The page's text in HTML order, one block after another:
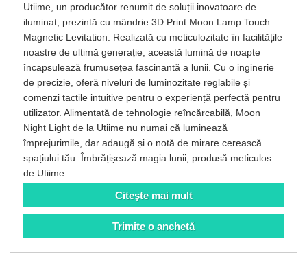
Utiime, un producător renumit de soluții inovatoare de
iluminat, prezintă cu mândrie 3D Print Moon Lamp Touch
Magnetic Levitation. Realizată cu meticulozitate în facilitățile
noastre de ultimă generație, această lumină de noapte
încapsulează frumusețea fascinantă a lunii. Cu o inginerie
de precizie, oferă niveluri de luminozitate reglabile și
comenzi tactile intuitive pentru o experiență perfectă pentru
utilizator. Alimentată de tehnologie reîncărcabilă, Moon
Night Light de la Utiime nu numai că luminează
împrejurimile, dar adaugă și o notă de mirare cerească
spațiului tău. Îmbrățișează magia lunii, produsă meticulos
de Utiime.
Citeşte mai mult
Trimite o anchetă